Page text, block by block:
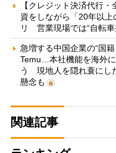
【クレジット決済代行
資をしながら「20年以
リ 営業現場では“自転車
急増する中国企業の“国
Temu…本社機能を海外
う 現地人を隠れ蓑にし
懸念も
関連記事